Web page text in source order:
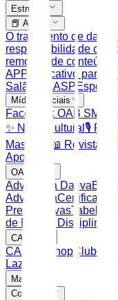
Estrutura
📕 Artigos
O tratamento de
responsabilidade civil
remoção de
APP Aplicativo para
Salão CAASP
Mídias Sociais
Facebook OAB SMP
✨ Noite Cultural 🎙️
Massage
📖 Revista
Apoio
OAB SP
Advocacia Dativa
AdvocaciaCertificação
PrerrogativasTabela
de Ética e Disciplina
CAASP
CAASP Shop Clube
Lazer
Mais
Consultas